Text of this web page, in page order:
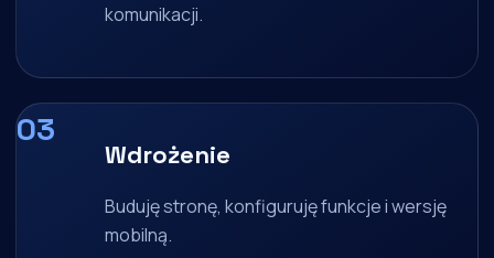
komunikacji.
Wdrożenie
Buduję stronę, konfiguruję funkcje i wersję
mobilną.